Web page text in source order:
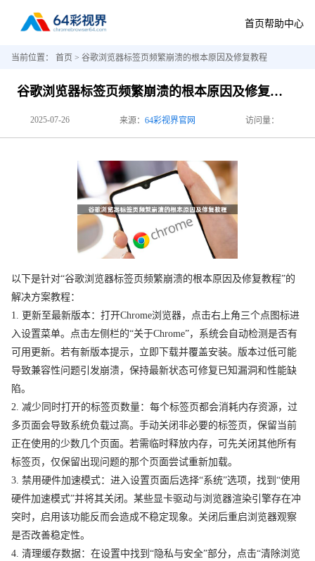
首页帮助中心
当前位置： 首页 > 谷歌浏览器标签页频繁崩溃的根本原因及修复教程
谷歌浏览器标签页频繁崩溃的根本原因及修复教程
2025-07-26 来源： 64彩视界官网 访问量：
以下是针对“谷歌浏览器标签页频繁崩溃的根本原因及修复教程”的
解决方案教程：
1. 更新至最新版本：打开Chrome浏览器，点击右上角三个点图标进
入设置菜单。点击左侧栏的“关于Chrome”，系统会自动检测是否有
可用更新。若有新版本提示，立即下载并覆盖安装。版本过低可能
导致兼容性问题引发崩溃，保持最新状态可修复已知漏洞和性能缺
陷。
2. 减少同时打开的标签页数量：每个标签页都会消耗内存资源，过
多页面会导致系统负载过高。手动关闭非必要的标签页，保留当前
正在使用的少数几个页面。若需临时释放内存，可先关闭其他所有
标签页，仅保留出现问题的那个页面尝试重新加载。
3. 禁用硬件加速模式：进入设置页面后选择“系统”选项，找到“使用
硬件加速模式”并将其关闭。某些显卡驱动与浏览器渲染引擎存在冲
突时，启用该功能反而会造成不稳定现象。关闭后重启浏览器观察
是否改善稳定性。
4. 清理缓存数据：在设置中找到“隐私与安全”部分，点击“清除浏览